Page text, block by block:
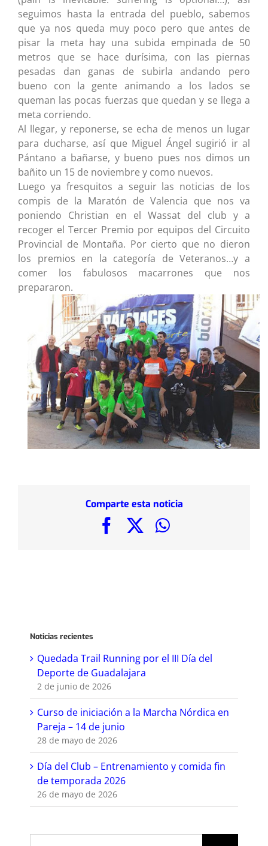
seguimos hasta la entrada del pueblo, sabemos
que ya nos queda muy poco pero que antes de
pisar la meta hay una subida empinada de 50
metros que se hace durísima, con las piernas
pesadas dan ganas de subirla andando pero
bueno con la gente animando a los lados se
queman las pocas fuerzas que quedan y se llega a
meta corriendo.
Al llegar, y reponerse, se echa de menos un lugar
para ducharse, así que Miguel Ángel sugirió ir al
Pántano a bañarse, y bueno pues nos dimos un
bañito un 15 de noviembre y como nuevos.
Luego ya fresquitos a seguir las noticias de los
compis de la Maratón de Valencia que nos va
poniendo Christian en el Wassat del club y a
recoger el Tercer Premio por equipos del Circuito
Provincial de Montaña. Por cierto que no dieron
los premios en la categoría de Veteranos…y a
comer los fabulosos macarrones que nos
prepararon.
Comparte esta noticia
FacebookWhatsApp
Noticias recientes
Quedada Trail Running por el III Día del
Deporte de Guadalajara
2 de junio de 2026
Curso de iniciación a la Marcha Nórdica en
Pareja – 14 de junio
28 de mayo de 2026
Día del Club – Entrenamiento y comida fin
de temporada 2026
26 de mayo de 2026